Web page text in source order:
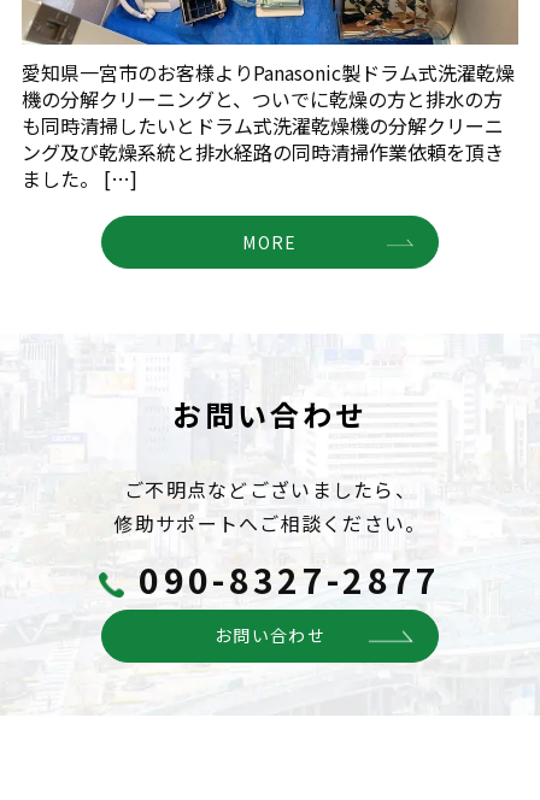
愛知県一宮市のお客様よりPanasonic製ドラム式洗濯乾燥
機の分解クリーニングと、ついでに乾燥の方と排水の方
も同時清掃したいとドラム式洗濯乾燥機の分解クリーニ
ング及び乾燥系統と排水経路の同時清掃作業依頼を頂き
ました。 […]
MORE
お問い合わせ
ご不明点などございましたら、
修助サポートへご相談ください。
090-8327-2877
お問い合わせ